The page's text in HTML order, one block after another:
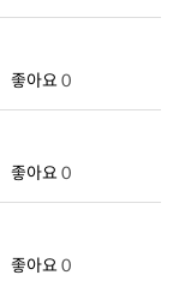
좋아요 0
좋아요 0
좋아요 0